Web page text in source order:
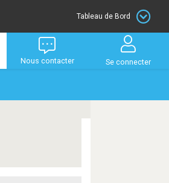
Tableau de Bord
Nous contacter Se connecter